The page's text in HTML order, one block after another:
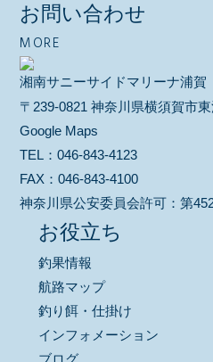
お問い合わせ
MORE
湘南サニーサイドマリーナ浦賀
〒239-0821 神奈川県横須賀市
Google Maps
TEL：046-843-4123
FAX：046-843-4100
神奈川県公安委員会許可：第
お役立ち
釣果情報
航路マップ
釣り餌・仕掛け
インフォメーション
ブログ